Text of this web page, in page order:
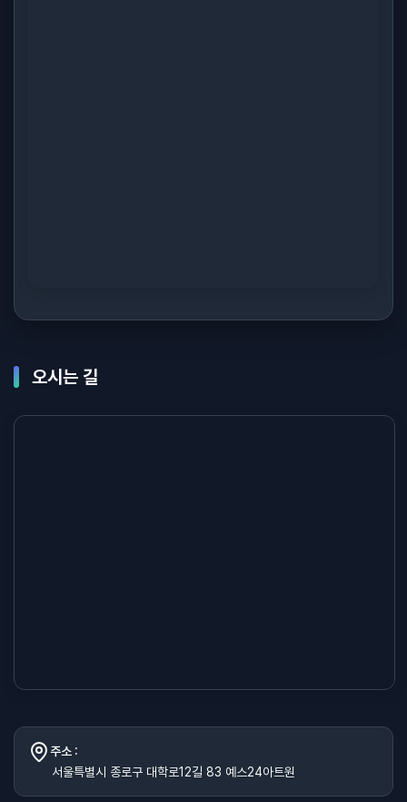
오시는 길
주소 :
서울특별시 종로구 대학로12길 83 예스24아트원